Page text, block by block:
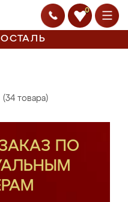
0
(34 товара)
ПО